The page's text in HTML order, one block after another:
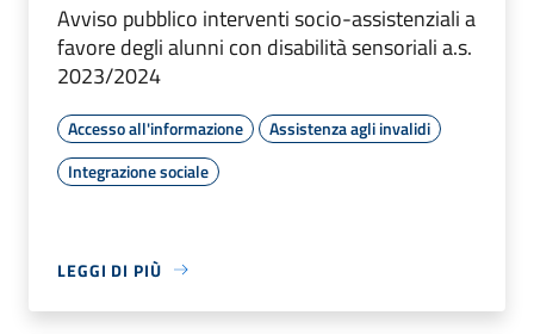
Avviso pubblico interventi socio-assistenziali a
favore degli alunni con disabilità sensoriali a.s.
2023/2024
Accesso all'informazione
Assistenza agli invalidi
Integrazione sociale
LEGGI DI PIÙ